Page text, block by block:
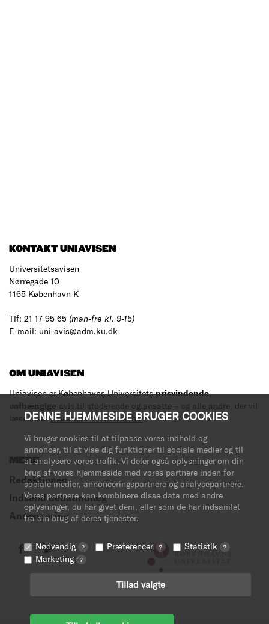
DENNE HJEMMESIDE BRUGER COOKIES
Vi bruger cookies til at tilpasse vores indhold og
annoncer, til at vise dig funktioner til sociale medier og til
at analysere vores trafik. Vi deler også oplysninger om din
brug af vores hjemmeside med vores partnere inden for
sociale medier, annonceringspartnere og analysepartnere.
Vores partnere kan kombinere disse data med andre
oplysninger, du har givet dem, eller som de har indsamlet
fra din brug af deres tjenester.
Nødvendig ? Præferencer ? Statistik ?
Marketing ?
Tillad valgte
KONTAKT UNIAVISEN
Universitetsavisen
Nørregade 10
1165 København K
Tlf: 21 17 95 65 (man-fre kl. 9-15)
E-mail: uni-avis@adm.ku.dk
OM UNIAVISEN
Uniavisen er Københavns Universitetsprisvindende,
uafhængige avis til studerende og ansatte – og alle andre, der vil
læse med.Læs mere om avisen her.
MERE
Redaktionen
Indsend debatindlæg
Annoncering